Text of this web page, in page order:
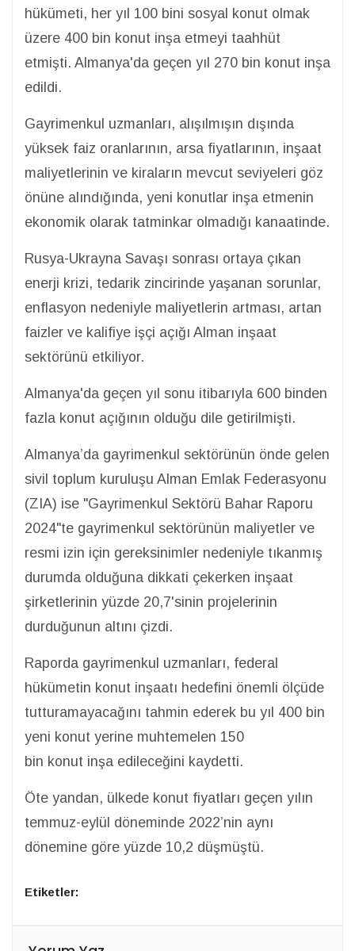
hükümeti, her yıl 100 bini sosyal konut olmak
üzere 400 bin konut inşa etmeyi taahhüt
etmişti. Almanya'da geçen yıl 270 bin konut inşa
edildi.
Gayrimenkul uzmanları, alışılmışın dışında
yüksek faiz oranlarının, arsa fiyatlarının, inşaat
maliyetlerinin ve kiraların mevcut seviyeleri göz
önüne alındığında, yeni konutlar inşa etmenin
ekonomik olarak tatminkar olmadığı kanaatinde.
Rusya-Ukrayna Savaşı sonrası ortaya çıkan
enerji krizi, tedarik zincirinde yaşanan sorunlar,
enflasyon nedeniyle maliyetlerin artması, artan
faizler ve kalifiye işçi açığı Alman inşaat
sektörünü etkiliyor.
Almanya'da geçen yıl sonu itibarıyla 600 binden
fazla konut açığının olduğu dile getirilmişti.
Almanya’da gayrimenkul sektörünün önde gelen
sivil toplum kuruluşu Alman Emlak Federasyonu
(ZIA) ise "Gayrimenkul Sektörü Bahar Raporu
2024"te gayrimenkul sektörünün maliyetler ve
resmi izin için gereksinimler nedeniyle tıkanmış
durumda olduğuna dikkati çekerken inşaat
şirketlerinin yüzde 20,7'sinin projelerinin
durduğunun altını çizdi.
Raporda gayrimenkul uzmanları, federal
hükümetin konut inşaatı hedefini önemli ölçüde
tutturamayacağını tahmin ederek bu yıl 400 bin
yeni konut yerine muhtemelen 150
bin konut inşa edileceğini kaydetti.
Öte yandan, ülkede konut fiyatları geçen yılın
temmuz-eylül döneminde 2022’nin aynı
dönemine göre yüzde 10,2 düşmüştü.
Etiketler: